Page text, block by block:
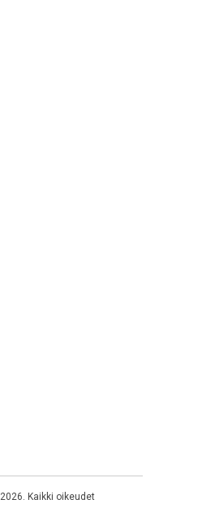
2026 . Kaikki oikeudet